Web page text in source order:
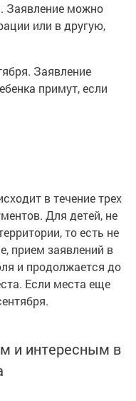
Заявление можно
или в другую,
Заявление
примут, если
в течение трех
Для детей, не
то есть не
прием заявлений в
и продолжается до
Если места еще
и интересным в